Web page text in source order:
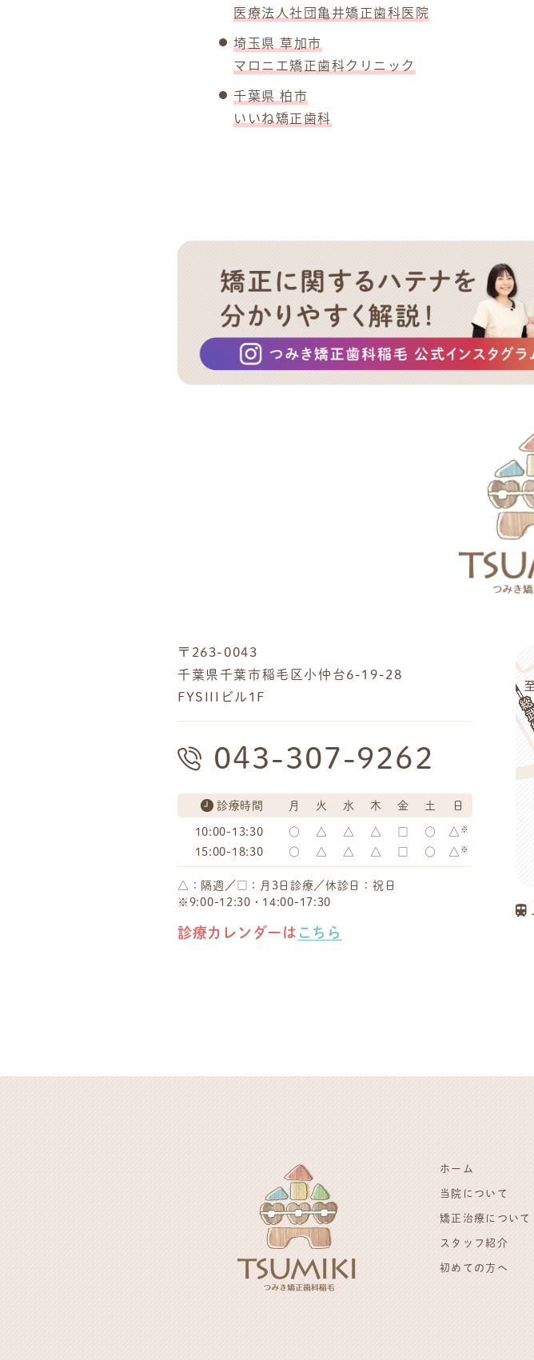
医療法人社団亀井矯正歯科医院
埼玉県 草加市
マロニエ矯正歯科クリニック
千葉県 柏市
いいね矯正歯科
〒263-0043
千葉県千葉市稲毛区小仲台6-19-28
FYSIIIビル1F
043-307-9262
診療時間 月 火 水 木 金 土 日
10:00-13:30 ○ △ △ △ □ ○ △ ※
15:00-18:30 ○ △ △ △ □ ○ △ ※
△：隔週／□：月3日診療／休診日：祝日
※9:00-12:30・14:00-17:30
診療カレンダーは こちら
ホーム
当院について
矯正治療について
スタッフ紹介
初めての方へ